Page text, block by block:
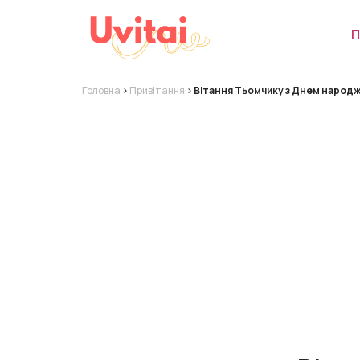
Головна > Привітання > Вітання Тьомчику з Днем